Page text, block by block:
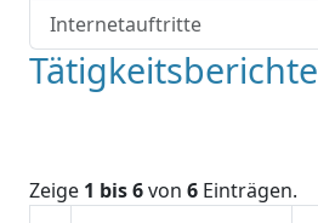
Internetauftritte
Tätigkeitsberichte
Zeige 1 bis 6von 6 Einträgen.